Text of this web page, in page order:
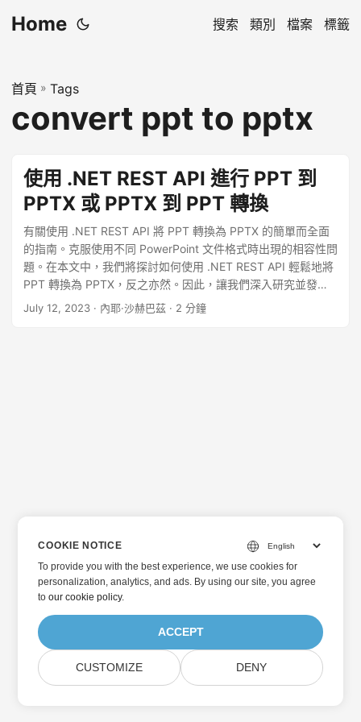
Home 搜索 類別 檔案 標籤
首頁 » Tags
convert ppt to pptx
使用 .NET REST API 進行 PPT 到
PPTX 或 PPTX 到 PPT 轉換
有關使用 .NET REST API 將 PPT 轉換為 PPTX 的簡單而全面
的指南。克服使用不同 PowerPoint 文件格式時出現的相容性問
題。在本文中，我們將探討如何使用 .NET REST API 輕鬆地將
PPT 轉換為 PPTX，反之亦然。因此，讓我們深入研究並發現
使用 .NET REST API 進行 PPT 到 PPTX 或 PPTX 到 PPT 轉換
July 12, 2023 · 內耶·沙赫巴茲 · 2 分鐘
COOKIE NOTICE
To provide you with the best experience, we use cookies for
personalization, analytics, and ads. By using our site, you agree
toour cookie policy.
ACCEPT
CUSTOMIZE DENY